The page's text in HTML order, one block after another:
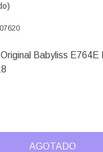
Babyliss E764E
AGOTADO